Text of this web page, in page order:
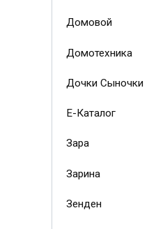
Домовой
Домотехника
Дочки Сыночки
Е-Каталог
Зара
Зарина
Зенден